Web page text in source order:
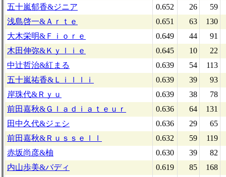
五十嵐郁香&ジニア
0.652 26
59
浅島啓一&Ａｒｔｅ
0.651 63
130
大木栄明&Ｆｉｏｒｅ
0.649 44
91
木田伸弥&Ｋｙｌｉｅ
0.645 10
22
中辻哲治&紅まる
0.639 54
113
五十嵐祐香&Ｌｉｌｌｉ
0.639 39
93
岸珠代&Ｒｙｕ
0.639 38
78
前田嘉秋&Ｇｌａｄｉａｔｅｕｒ
0.636 64
131
田中久代&ジェシ
0.636 29
65
前田嘉秋&Ｒｕｓｓｅｌｌ
0.632 59
119
赤坂尚彦&柚
0.630 39
82
内山歩美&バディ
0.619 85
168